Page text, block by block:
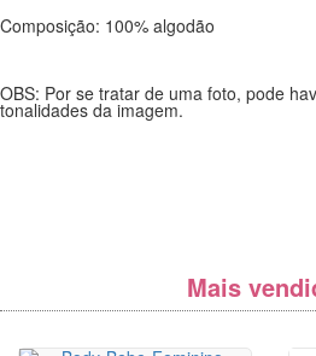
Composição: 100% algodão
OBS: Por se tratar de uma foto, pode
tonalidades da imagem.
Mais